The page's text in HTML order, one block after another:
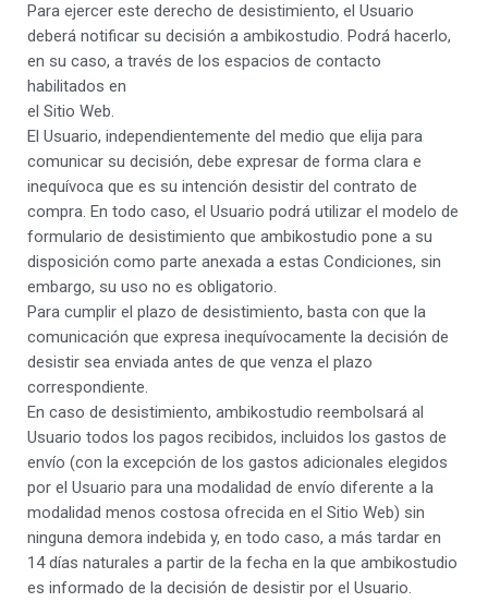
Para ejercer este derecho de desistimiento, el Usuario
deberá notificar su decisión a ambikostudio. Podrá hacerlo,
en su caso, a través de los espacios de contacto
habilitados en
el Sitio Web.
El Usuario, independientemente del medio que elija para
comunicar su decisión, debe expresar de forma clara e
inequívoca que es su intención desistir del contrato de
compra. En todo caso, el Usuario podrá utilizar el modelo de
formulario de desistimiento que ambikostudio pone a su
disposición como parte anexada a estas Condiciones, sin
embargo, su uso no es obligatorio.
Para cumplir el plazo de desistimiento, basta con que la
comunicación que expresa inequívocamente la decisión de
desistir sea enviada antes de que venza el plazo
correspondiente.
En caso de desistimiento, ambikostudio reembolsará al
Usuario todos los pagos recibidos, incluidos los gastos de
envío (con la excepción de los gastos adicionales elegidos
por el Usuario para una modalidad de envío diferente a la
modalidad menos costosa ofrecida en el Sitio Web) sin
ninguna demora indebida y, en todo caso, a más tardar en
14 días naturales a partir de la fecha en la que ambikostudio
es informado de la decisión de desistir por el Usuario.